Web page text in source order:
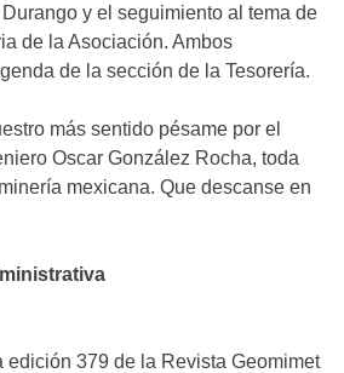
y el seguimiento al tema de
de la Asociación. Ambos
de la sección de la Tesorería.
más sentido pésame por el
Oscar González Rocha, toda
mexicana. Que descanse en
edición 379 de la Revista Geomimet